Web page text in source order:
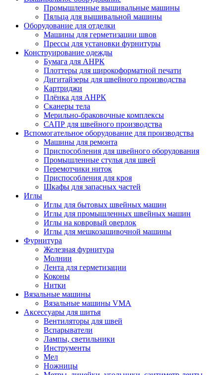
Промышленные вышивальные машины
Пяльца для вышивальной машины
Оборудование для отделки
Машины для герметизации швов
Прессы для установки фурнитуры
Конструирование одежды
Бумага для АНРК
Плоттеры для широкоформатной печати
Дигитайзеры для швейного производства
Картриджи
Плёнка для АНРК
Сканеры тела
Мерильно-браковочные комплексы
САПР для швейного производства
Вспомогательное оборудование для производства
Машины для ремонта
Приспособления для швейного оборудования
Промышленные стулья для швей
Перемотчики ниток
Приспособления для кроя
Шкафы для запасных частей
Иглы
Иглы для бытовых швейных машин
Иглы для промышленных швейных машин
Иглы на ковровый оверлок
Иглы для мешкозашивочной машины
Фурнитура
Железная фурнитура
Молнии
Лента для герметизации
Коконы
Нитки
Вязальные машины
Вязальные машины VMA
Аксессуары для шитья
Вентиляторы для швей
Вспарыватели
Лампы, светильники
Инструменты
Мел
Ножницы